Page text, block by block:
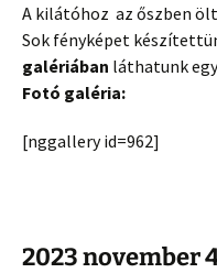
A kilátóhoz az őszben
Sok fényképet
galériában láthatunk
Fotó galéria:
[nggallery id=962]
2023 november